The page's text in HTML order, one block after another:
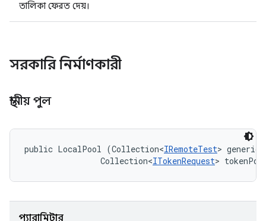
তালিকা ফেরত দেয়।
সরকারি নির্মাণকারী
স্থানীয় পুল
public LocalPool (Collection<IRemoteTest>
                Collection<
ITokenRequest>
প্যারামিটার